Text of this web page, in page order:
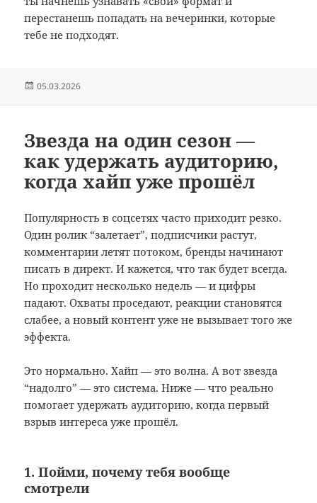
перестанешь попадать на вечеринки, которые
тебе не подходят.
Опубликовано
05.03.2026
Звезда на один сезон —
как удержать аудиторию,
когда хайп уже прошёл
Популярность в соцсетях часто приходит резко.
Один ролик “залетает”, подписчики растут,
комментарии летят потоком, бренды начинают
писать в директ. И кажется, что так будет всегда.
Но проходит несколько недель — и цифры
падают. Охваты проседают, реакции становятся
слабее, а новый контент уже не вызывает того же
эффекта.
Это нормально. Хайп — это волна. А вот звезда
“надолго” — это система. Ниже — что реально
помогает удержать аудиторию, когда первый
взрыв интереса уже прошёл.
1. Пойми, почему тебя вообще
смотрели